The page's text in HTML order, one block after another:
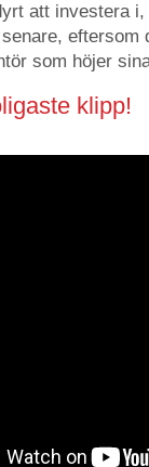
att investera
eftersom
som höjer
klipp!